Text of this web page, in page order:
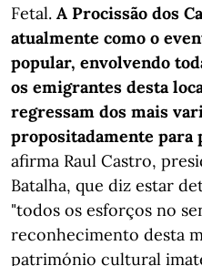
Fetal. A Procissão dos
atualmente como o
popular, envolvendo
os emigrantes desta
regressam dos mais
propositadamente
afirma Raul Castro,
Batalha, que diz estar
"todos os esforços no
reconhecimento desta
património cultural